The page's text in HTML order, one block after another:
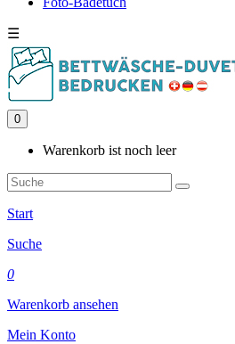
☰
0
Warenkorb ist noch leer
Start
Suche
0
Warenkorb ansehen
Mein Konto